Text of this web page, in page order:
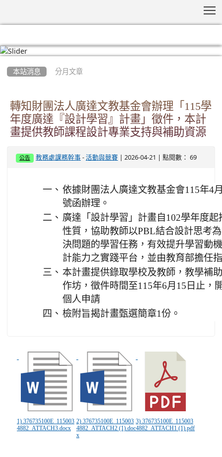
本站消息 分月文章
轉知財團法人廣達文教基金會辦理「115學
年度廣達『設計學習』計畫」徵件，本計
畫提供教師課程設計專業支持與補助資源
公告 教務處課務幹事 -活動與競賽 | 2026-04-21 | 點閱數： 69
一、 依據財團法人廣達文教基金會115年4
號函辦理。
二、 廣達「設計學習」計畫自102學年度
性質，協助教師以PBL結合設計思考
決問題的學習任務，有效提升學習動
計能力之實踐平台，並由教育部擔任
三、 本計畫提供錄取學校及教師，教學補
作坊，徵件時間至115年6月15日止，
個人申請
四、 檢附旨揭計畫甄選簡章1份。
1) 376735100E_115003
4882_ATTACH3.docx
2) 376735100E_115003
4882_ATTACH2 (1).doc
x
3) 376735100E_115003
4882_ATTACH1 (1).pdf